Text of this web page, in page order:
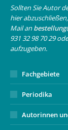
in
new
window
in
new
window
opens
in
new
Sollten Sie Autor
hier
Mail an
931 32 98 70 29
aufzugeben.
Fachgebiete
Periodika
Autorinnen